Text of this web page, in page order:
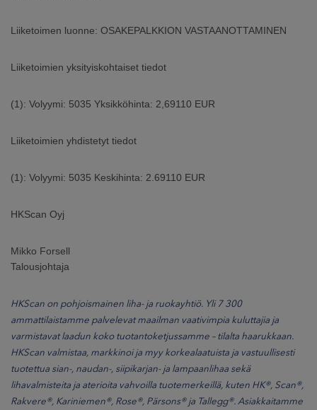
Liiketoimen luonne: OSAKEPALKKION VASTAANOTTAMINEN
Liiketoimien yksityiskohtaiset tiedot
(1): Volyymi: 5035 Yksikköhinta: 2,69110 EUR
Liiketoimien yhdistetyt tiedot
(1): Volyymi: 5035 Keskihinta: 2.69110 EUR
HKScan Oyj
Mikko Forsell
Talousjohtaja
HKScan on pohjoismainen liha- ja ruokayhtiö. Yli 7 300
ammattilaistamme palvelevat maailman vaativimpia kuluttajia ja
varmistavat laadun koko tuotantoketjussamme – tilalta haarukkaan.
HKScan valmistaa, markkinoi ja myy korkealaatuista ja vastuullisesti
tuotettua sian-, naudan-, siipikarjan- ja lampaanlihaa sekä
lihavalmisteita ja aterioita vahvoilla tuotemerkeillä, kuten HK®, Scan®,
Rakvere®, Kariniemen®, Rose®, Pärsons® ja Tallegg®. Asiakkaitamme